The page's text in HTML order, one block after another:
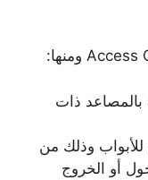
ذات
وذلك من
أو الخروج